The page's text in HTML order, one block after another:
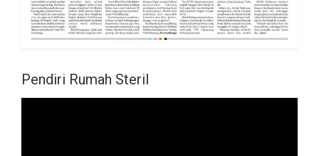
Pendiri Rumah Steril